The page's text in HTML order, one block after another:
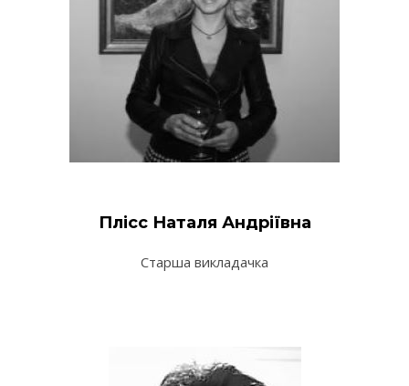
Плісс Наталя Андріївна
Старша викладачка